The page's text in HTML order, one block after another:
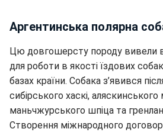
Аргентинська полярна
Цю довгошерсту породу вивели
для роботи в якості їздових
базах країни. Собака з’явився
сибірського хаскі,
маньчжурського шпіца та
Створення міжнародного